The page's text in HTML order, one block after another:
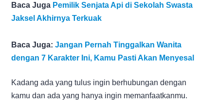
Baca Juga Pemilik Senjata Api di Sekolah Swasta
Jaksel Akhirnya Terkuak
Baca Juga: Jangan Pernah Tinggalkan Wanita
dengan 7 Karakter Ini, Kamu Pasti Akan Menyesal
Kadang ada yang tulus ingin berhubungan dengan
kamu dan ada yang hanya ingin memanfaatkanmu.